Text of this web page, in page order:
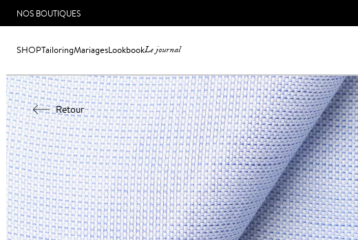
NOS BOUTIQUES
SHOPTailoringMariagesLookbookLe journal
Retour